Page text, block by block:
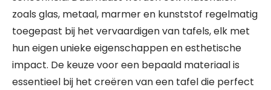
zoals glas, metaal, marmer en kunststof regelmatig
toegepast bij het vervaardigen van tafels, elk met
hun eigen unieke eigenschappen en esthetische
impact. De keuze voor een bepaald materiaal is
essentieel bij het creëren van een tafel die perfect